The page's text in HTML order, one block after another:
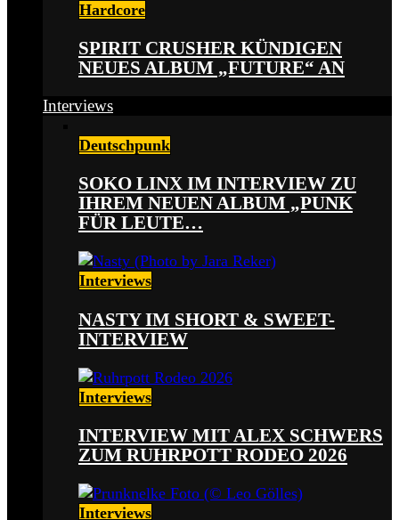
Hardcore
SPIRIT CRUSHER KÜNDIGEN
NEUES ALBUM „FUTURE“ AN
Interviews
Deutschpunk
SOKO LINX IM INTERVIEW ZU
IHREM NEUEN ALBUM „PUNK
FÜR LEUTE…
Interviews
NASTY IM SHORT & SWEET-
INTERVIEW
Interviews
INTERVIEW MIT ALEX SCHWERS
ZUM RUHRPOTT RODEO 2026
Interviews